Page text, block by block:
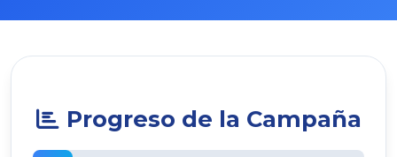
Progreso de la Campaña